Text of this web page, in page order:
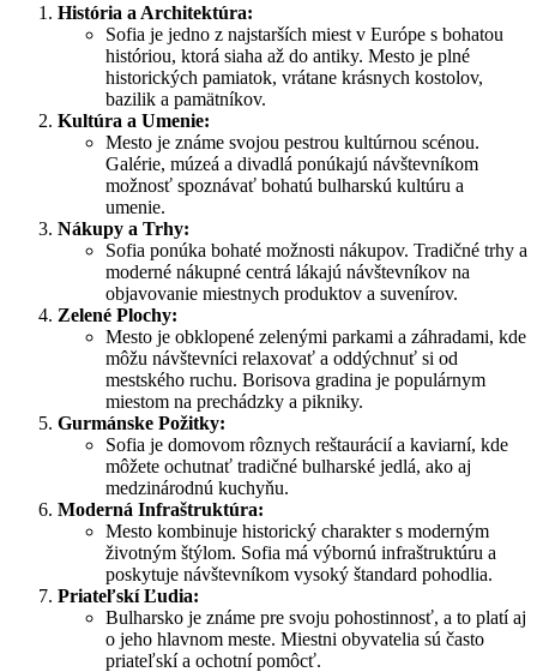
História a Architektúra:
Sofia je jedno z najstarších miest v Európe s bohatou
históriou, ktorá siaha až do antiky. Mesto je plné
historických pamiatok, vrátane krásnych kostolov,
bazilik a pamätníkov.
Kultúra a Umenie:
Mesto je známe svojou pestrou kultúrnou scénou.
Galérie, múzeá a divadlá ponúkajú návštevníkom
možnosť spoznávať bohatú bulharskú kultúru a
umenie.
Nákupy a Trhy:
Sofia ponúka bohaté možnosti nákupov. Tradičné trhy a
moderné nákupné centrá lákajú návštevníkov na
objavovanie miestnych produktov a suvenírov.
Zelené Plochy:
Mesto je obklopené zelenými parkami a záhradami, kde
môžu návštevníci relaxovať a oddýchnuť si od
mestského ruchu. Borisova gradina je populárnym
miestom na prechádzky a pikniky.
Gurmánske Požitky:
Sofia je domovom rôznych reštaurácií a kaviarní, kde
môžete ochutnať tradičné bulharské jedlá, ako aj
medzinárodnú kuchyňu.
Moderná Infraštruktúra:
Mesto kombinuje historický charakter s moderným
životným štýlom. Sofia má výbornú infraštruktúru a
poskytuje návštevníkom vysoký štandard pohodlia.
Priateľskí Ľudia:
Bulharsko je známe pre svoju pohostinnosť, a to platí aj
o jeho hlavnom meste. Miestni obyvatelia sú často
priateľskí a ochotní pomôcť.